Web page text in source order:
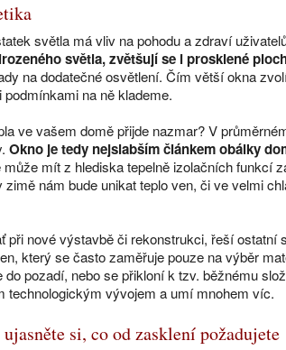
světla má vliv na pohodu a zdraví
světla, zvětšují se i prosklené
na dodatečné osvětlení. Čím větší okna
na ně klademe.
ve vašem domě přijde nazmar? V
Okno je tedy nejslabším článkem obálky
mít z hlediska tepelně izolačních funkcí
nám bude unikat teplo ven, či ve velmi
při nové výstavbě či rekonstrukci, řeší ostatní
který se často zaměřuje pouze na výběr
do pozadí, nebo se přikloní k tzv. běžnému
technologickým vývojem a umí mnohem víc.
si, co od zasklení požadujete